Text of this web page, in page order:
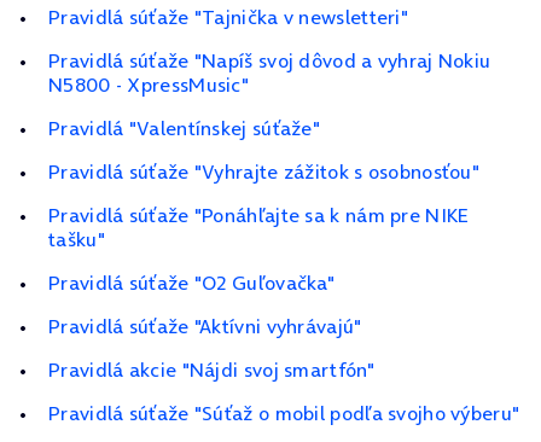
Pravidlá súťaže "Tajnička v newsletteri"
Pravidlá súťaže "Napíš svoj dôvod a vyhraj Nokiu
N5800 - XpressMusic"
Pravidlá "Valentínskej súťaže"
Pravidlá súťaže "Vyhrajte zážitok s osobnosťou"
Pravidlá súťaže "Ponáhľajte sa k nám pre NIKE
tašku"
Pravidlá súťaže "O2 Guľovačka"
Pravidlá súťaže "Aktívni vyhrávajú"
Pravidlá akcie "Nájdi svoj smartfón"
Pravidlá súťaže "Súťaž o mobil podľa svojho výberu"